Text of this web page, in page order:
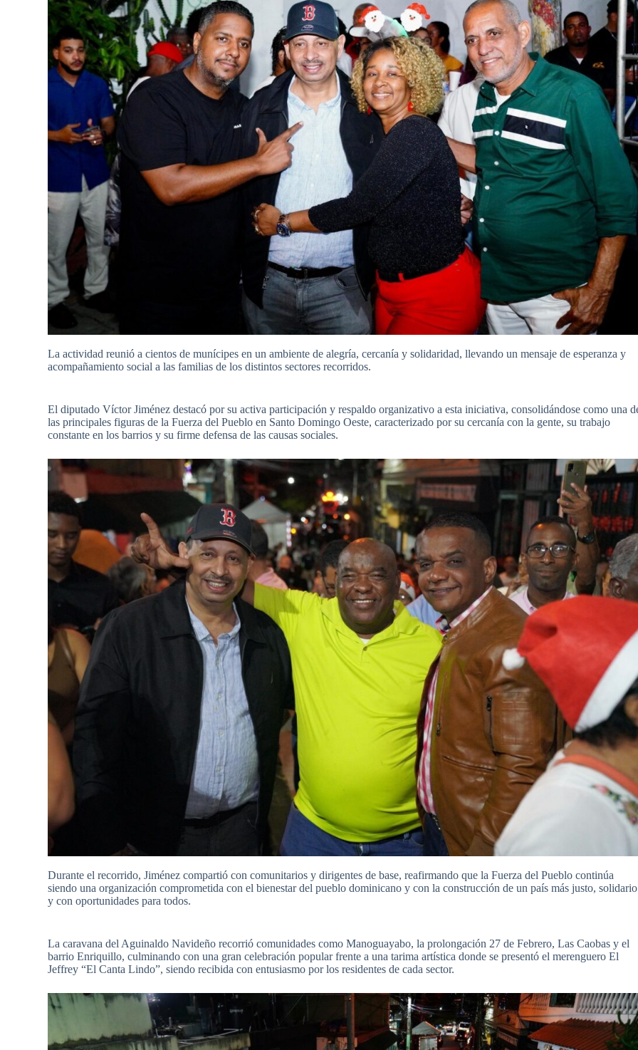
La actividad reunió a cientos de munícipes en un ambiente de alegría, cercanía y solidaridad, llevando un mensaje de esperanza y
acompañamiento social a las familias de los distintos sectores recorridos.
El diputado Víctor Jiménez destacó por su activa participación y respaldo organizativo a esta iniciativa, consolidándose como una
las principales figuras de la Fuerza del Pueblo en Santo Domingo Oeste, caracterizado por su cercanía con la gente, su trabajo
constante en los barrios y su firme defensa de las causas sociales.
Durante el recorrido, Jiménez compartió con comunitarios y dirigentes de base, reafirmando que la Fuerza del Pueblo continúa
siendo una organización comprometida con el bienestar del pueblo dominicano y con la construcción de un país más justo, solidario
y con oportunidades para todos.
La caravana del Aguinaldo Navideño recorrió comunidades como Manoguayabo, la prolongación 27 de Febrero, Las Caobas y el
barrio Enriquillo, culminando con una gran celebración popular frente a una tarima artística donde se presentó el merenguero El
Jeffrey “El Canta Lindo”, siendo recibida con entusiasmo por los residentes de cada sector.